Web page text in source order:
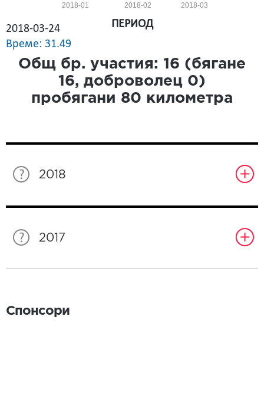
2018-03
2018-02
2018-01
2018-03-24
Време: 31.49
ПЕРИОД
Общ бр. участия: 16 (бягане
16, доброволец 0)
пробягани 80 километра
2018
2017
Спонсори